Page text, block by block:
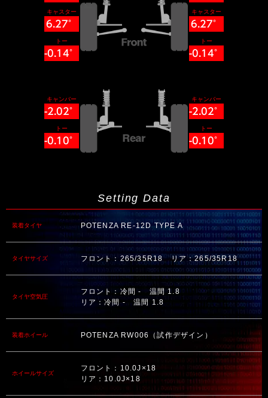
キャスター
6.27°
トー
-0.14°
キャンバー
-2.02°
トー
-0.10°
キャスター
6.27°
トー
-0.14°
キャンバー
-2.02°
トー
-0.10°
Setting Data
装着タイヤ POTENZA RE-12D TYPE A
タイヤサイズ フロント：265/35R18 リア：265/35R18
タイヤ空気圧
フロント：冷間 - 温間 1.8
リア：冷間 - 温間 1.8
装着ホイール POTENZA RW006（試作デザイン）
ホイールサイズ
フロント：10.0J×18
リア：10.0J×18